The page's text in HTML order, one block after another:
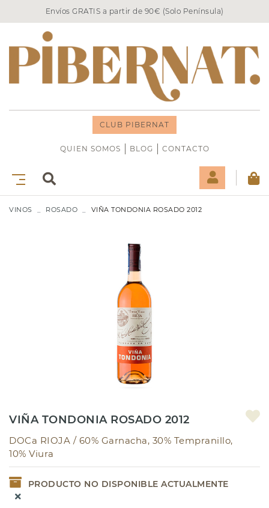
Envíos GRATIS a partir de 90€ (Solo Península)
CLUB PIBERNAT
QUIEN SOMOS BLOG CONTACTO
VINOS ROSADO VIÑA TONDONIA ROSADO 2012
VIÑA TONDONIA ROSADO 2012
DOCa RIOJA / 60% Garnacha, 30% Tempranillo,
10% Viura
PRODUCTO NO DISPONIBLE ACTUALMENTE